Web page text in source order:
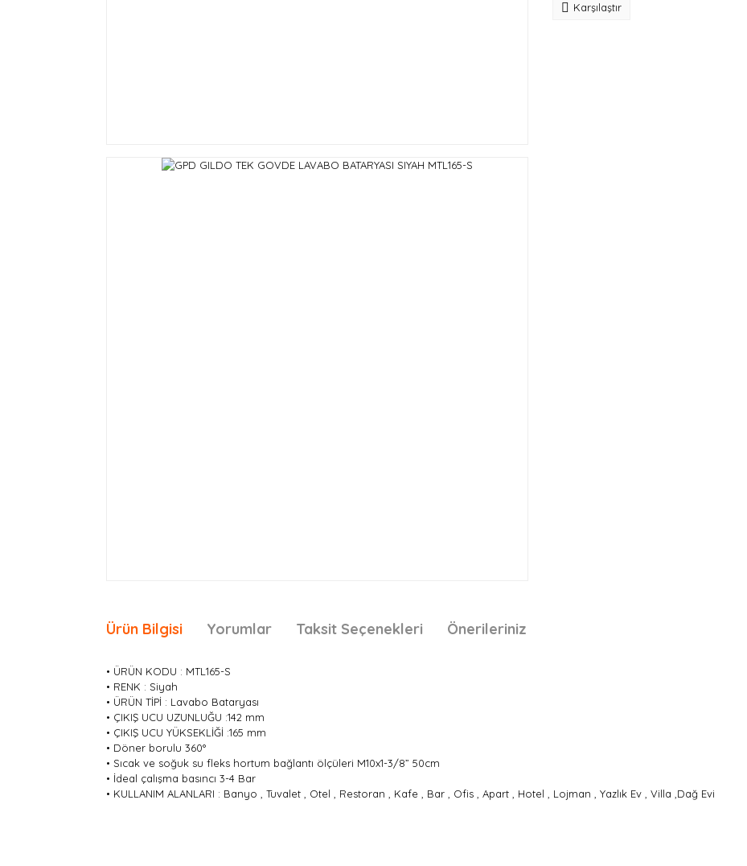
Karşılaştır
Ürün Bilgisi Yorumlar Taksit Seçenekleri Önerileriniz
• ÜRÜN KODU : MTL165-S
• RENK : Siyah
• ÜRÜN TİPİ : Lavabo Bataryası
• ÇIKIŞ UCU UZUNLUĞU :142 mm
• ÇIKIŞ UCU YÜKSEKLİĞİ :165 mm
• Döner borulu 360°
• Sıcak ve soğuk su fleks hortum bağlantı ölçüleri M10x1-3/8” 50cm
• İdeal çalışma basıncı 3-4 Bar
• KULLANIM ALANLARI : Banyo , Tuvalet , Otel , Restoran , Kafe , Bar , Ofis , Apart , Hotel , Lojman , Yazlık Ev , Villa ,Dağ Evi